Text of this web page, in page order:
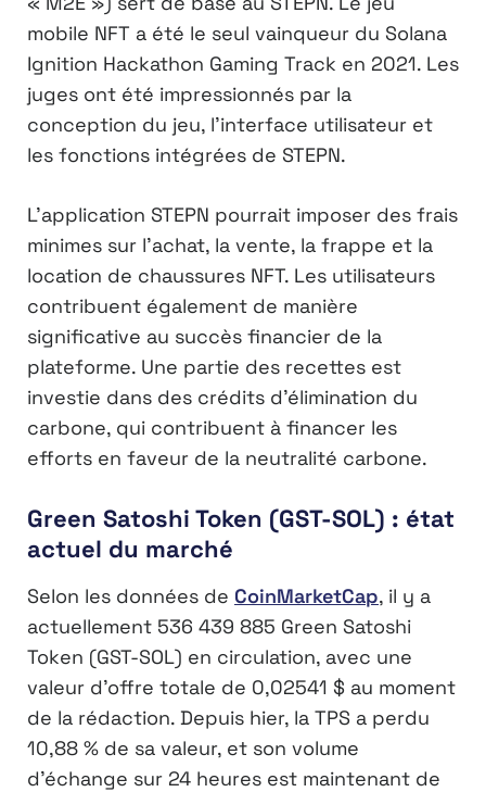
mobile NFT a été le seul vainqueur du Solana
Ignition Hackathon Gaming Track en 2021. Les
juges ont été impressionnés par la
conception du jeu, l’interface utilisateur et
les fonctions intégrées de STEPN.
L’application STEPN pourrait imposer des frais
minimes sur l’achat, la vente, la frappe et la
location de chaussures NFT. Les utilisateurs
contribuent également de manière
significative au succès financier de la
plateforme. Une partie des recettes est
investie dans des crédits d’élimination du
carbone, qui contribuent à financer les
efforts en faveur de la neutralité carbone.
Green Satoshi Token (GST-SOL) : état
actuel du marché
Selon les données de CoinMarketCap, il y a
actuellement 536 439 885 Green Satoshi
Token (GST-SOL) en circulation, avec une
valeur d’offre totale de 0,02541 $ au moment
de la rédaction. Depuis hier, la TPS a perdu
10,88 % de sa valeur, et son volume
d’échange sur 24 heures est maintenant de